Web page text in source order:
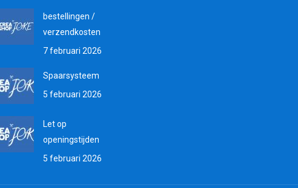
bestellingen /
verzendkosten
7 februari 2026
Spaarsysteem
5 februari 2026
Let op
openingstijden
5 februari 2026